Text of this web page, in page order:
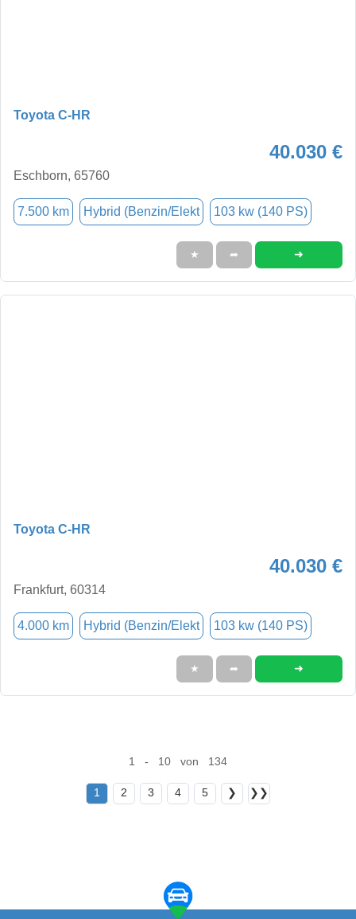
Toyota C-HR
40.030 €
Eschborn, 65760
7.500 km Hybrid (Benzin/Elekt 103 kw (140 PS)
★ ➦ ➜
Toyota C-HR
40.030 €
Frankfurt, 60314
4.000 km Hybrid (Benzin/Elekt 103 kw (140 PS)
★ ➦ ➜
1 - 10 von 134
1 2 3 4 5 ❯ ❯❯